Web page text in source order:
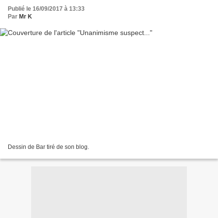
Publié le 16/09/2017 à 13:33
Par Mr K
Dessin de Bar tiré de son blog.